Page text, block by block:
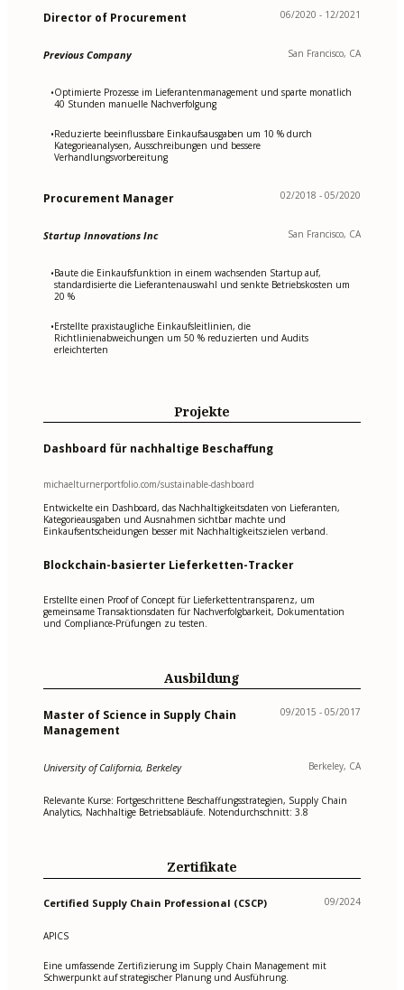
Director of Procurement 06/2020 - 12/2021
Previous Company San Francisco, CA
•Optimierte Prozesse im Lieferantenmanagement und sparte monatlich
40 Stunden manuelle Nachverfolgung
•Reduzierte beeinflussbare Einkaufsausgaben um 10 % durch
Kategorieanalysen, Ausschreibungen und bessere
Verhandlungsvorbereitung
Procurement Manager 02/2018 - 05/2020
Startup Innovations Inc San Francisco, CA
•Baute die Einkaufsfunktion in einem wachsenden Startup auf,
standardisierte die Lieferantenauswahl und senkte Betriebskosten um
20 %
•Erstellte praxistaugliche Einkaufsleitlinien, die
Richtlinienabweichungen um 50 % reduzierten und Audits
erleichterten
Projekte
Dashboard für nachhaltige Beschaffung
michaelturnerportfolio.com/sustainable-dashboard
Entwickelte ein Dashboard, das Nachhaltigkeitsdaten von Lieferanten,
Kategorieausgaben und Ausnahmen sichtbar machte und
Einkaufsentscheidungen besser mit Nachhaltigkeitszielen verband.
Blockchain-basierter Lieferketten-Tracker
Erstellte einen Proof of Concept für Lieferkettentransparenz, um
gemeinsame Transaktionsdaten für Nachverfolgbarkeit, Dokumentation
und Compliance-Prüfungen zu testen.
Ausbildung
Master of Science in Supply Chain
Management
09/2015 - 05/2017
University of California, Berkeley Berkeley, CA
Relevante Kurse: Fortgeschrittene Beschaffungsstrategien, Supply Chain
Analytics, Nachhaltige Betriebsabläufe. Notendurchschnitt: 3.8
Zertifikate
Certified Supply Chain Professional (CSCP) 09/2024
APICS
Eine umfassende Zertifizierung im Supply Chain Management mit
Schwerpunkt auf strategischer Planung und Ausführung.